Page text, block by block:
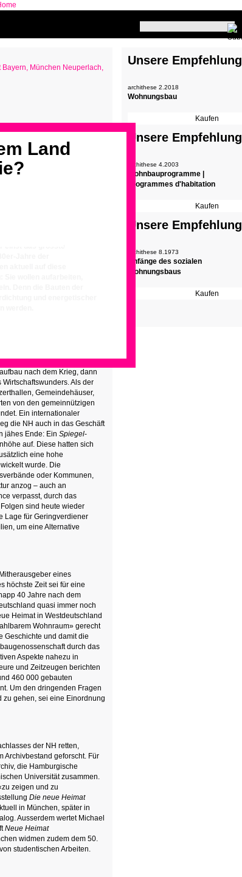
Land
einst das grösste
Jahre der
aktuell auf diese
wollen aufarbeiten,
Denn die Bauten der
und energetischer
werden.
über 450 000 Wohnungen in
nach dem Krieg, dann
Als der
Gemeindehäuser,
von den gemeinnützigen
Ein internationaler
die NH auch in das Geschäft
jähes Ende: Ein Spiegel-
auf. Diese hatten sich
eine hohe
wurde. Die
oder Kommunen,
anzog – auch an
verpasst, durch das
sind heute wieder
Lage für Geringverdiener
um eine Alternative
eines
höchste Zeit sei für eine
40 Jahre nach dem
quasi immer noch
Heimat in Westdeutschland
Wohnraum» gerecht
Geschichte und damit die
durch das
Aspekte nahezu in
und Zeitzeugen berichten
460 000 gebauten
Um den dringenden Fragen
zu gehen, sei eine Einordnung
der NH retten,
Archivbestand geforscht. Für
die Hamburgische
Universität zusammen.
zeigen und zu
Die neue Heimat
in München, später in
Ausserdem wertet Michael
Neue Heimat
widmen zudem dem 50.
studentischen Arbeiten.
Unsere Empfehlung
archithese 2.2018
Wohnungsbau
Unsere Empfehlung
archithese 4.2003
Wohnbauprogramme |
Programmes d'habitation
Unsere Empfehlung
archithese 8.1973
Anfänge des sozialen
Wohnungsbaus